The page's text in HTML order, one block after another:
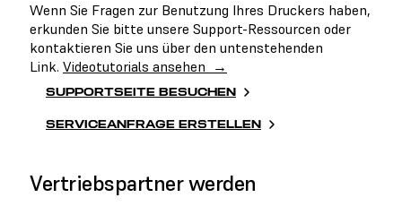
Wenn Sie Fragen zur Benutzung Ihres Druckers haben,
erkunden Sie bitte unsere Support-Ressourcen oder
kontaktieren Sie uns über den untenstehenden
Link. Videotutorials ansehen →
SUPPORTSEITE BESUCHEN
SERVICEANFRAGE ERSTELLEN
Vertriebspartner werden